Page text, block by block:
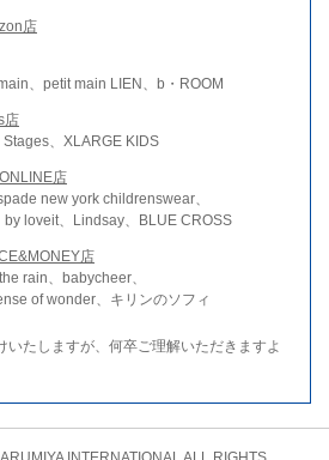
店
、petit main LIEN、b・ROOM
店
、XLARGE KIDS
店
new york childrenswear、
by loveit、Lindsay、BLUE CROSS
店
rain、babycheer、
of wonder、キリンのソフィ
いたしますが、何卒ご理解いただきますよ